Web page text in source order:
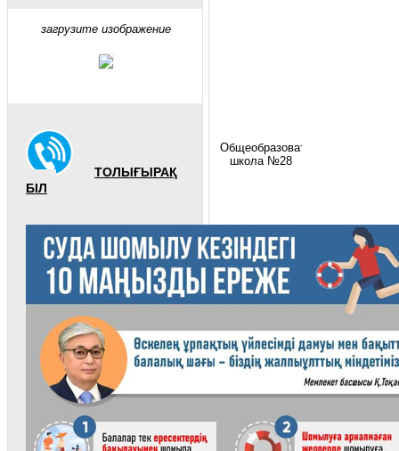
загрузите изображение
ТОЛЫҒЫРАҚ
БІЛ
Общеобразовательная
школа №28